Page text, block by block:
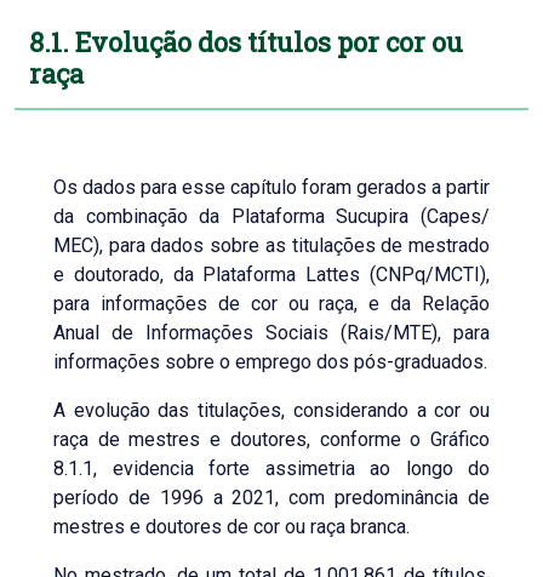
8.1. Evolução dos títulos por cor ou
raça
Os dados para esse capítulo foram gerados a partir
da combinação da Plataforma Sucupira (Capes/
MEC), para dados sobre as titulações de mestrado
e doutorado, da Plataforma Lattes (CNPq/MCTI),
para informações de cor ou raça, e da Relação
Anual de Informações Sociais (Rais/MTE), para
informações sobre o emprego dos pós-graduados.
A evolução das titulações, considerando a cor ou
raça de mestres e doutores, conforme o Gráfico
8.1.1, evidencia forte assimetria ao longo do
período de 1996 a 2021, com predominância de
mestres e doutores de cor ou raça branca.